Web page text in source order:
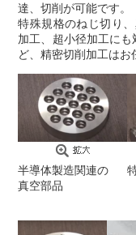
達、切削が可能です。
特殊規格のねじ切り
加工、超小径加工に
ど、精密切削加工はお
半導体製造関連の
真空部品